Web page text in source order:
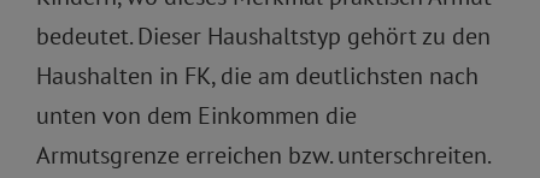
bedeutet. Dieser Haushaltstyp gehört zu den
Haushalten in FK, die am deutlichsten nach
unten von dem Einkommen die
Armutsgrenze erreichen bzw. unterschreiten.